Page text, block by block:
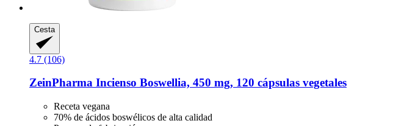
Cesta
4.7 (106)
ZeinPharma Incienso Boswellia, 450 mg, 120 cápsulas vegetales
Receta vegana
70% de ácidos boswélicos de alta calidad